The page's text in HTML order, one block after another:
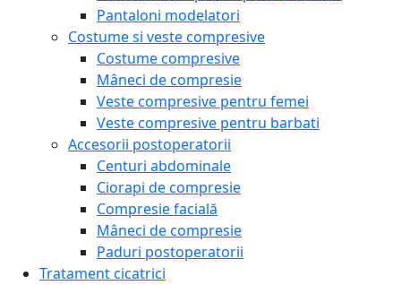
Pantaloni modelatori
Costume si veste compresive
Costume compresive
Mâneci de compresie
Veste compresive pentru femei
Veste compresive pentru barbati
Accesorii postoperatorii
Centuri abdominale
Ciorapi de compresie
Compresie facială
Mâneci de compresie
Paduri postoperatorii
Tratament cicatrici